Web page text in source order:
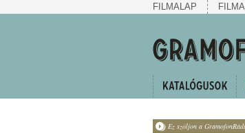
FILMALAP
Ez szóljon a